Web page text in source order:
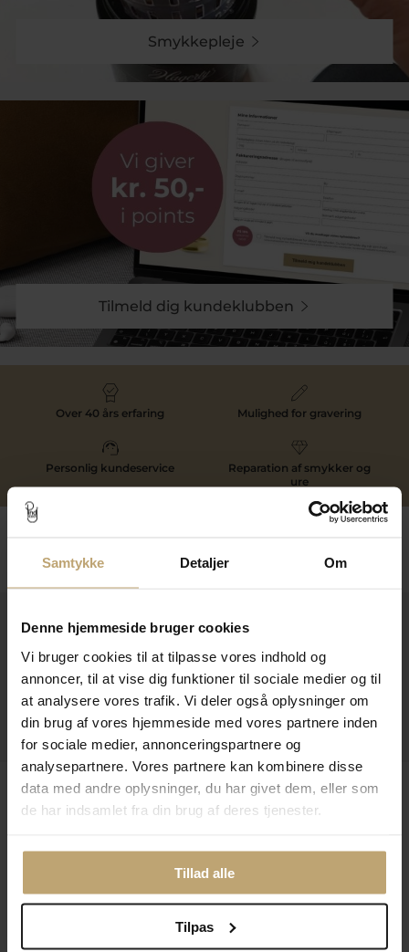
Samtykke Detaljer Om
Denne hjemmeside bruger cookies
Vi bruger cookies til at tilpasse vores indhold og
annoncer, til at vise dig funktioner til sociale medier og til
at analysere vores trafik. Vi deler også oplysninger om
din brug af vores hjemmeside med vores partnere inden
for sociale medier, annonceringspartnere og
analysepartnere. Vores partnere kan kombinere disse
data med andre oplysninger, du har givet dem, eller som
de har indsamlet fra din brug af deres tjenester.
Tillad alle
Tilpas
Smykkepleje
Tilmeld dig kundeklubben
Over 40 års erfaring Mulighed for gravering
Personlig kundeservice
Reparation af smykker og
ure
Kontakt
Åbningstider I Butikken
Information
Praktiske Sider
Leveringsmuligheder